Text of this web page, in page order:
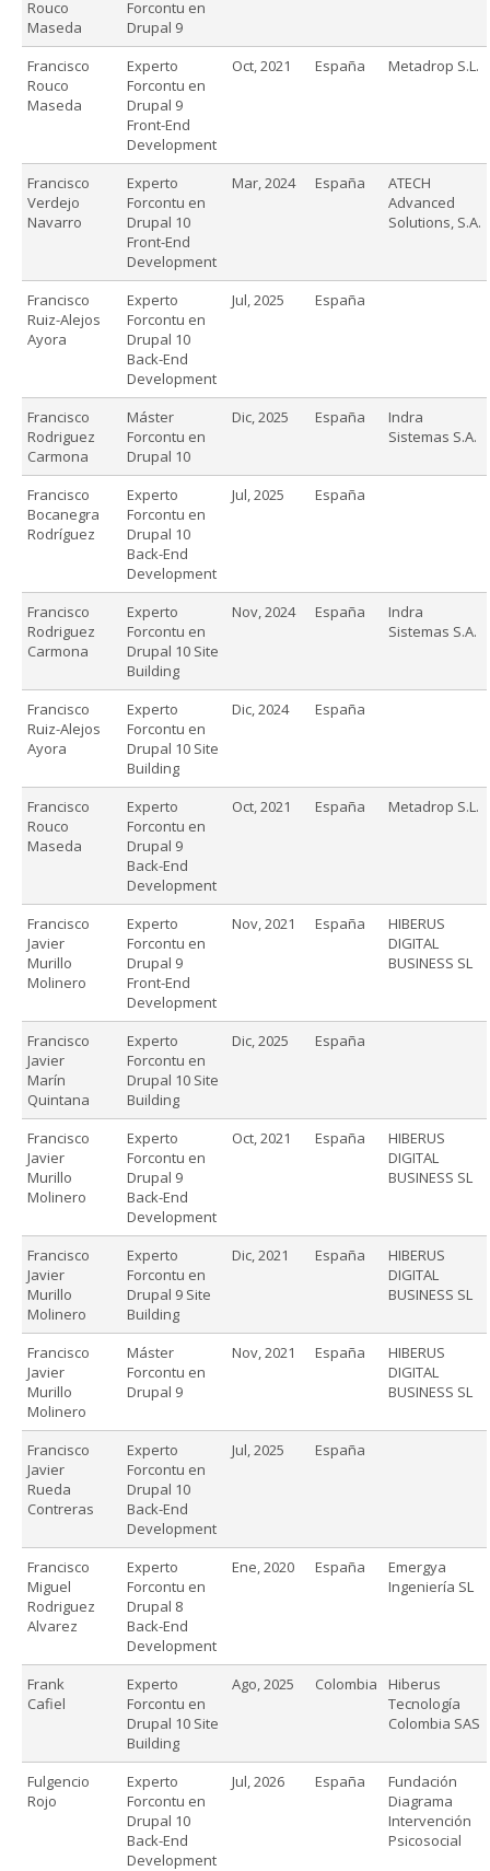
Rouco
Maseda
Forcontu en
Drupal 9
Francisco
Rouco
Maseda
Experto
Forcontu en
Drupal 9
Front-End
Development
Oct, 2021 España Metadrop S.L.
Francisco
Verdejo
Navarro
Experto
Forcontu en
Drupal 10
Front-End
Development
Mar, 2024 España
ATECH
Advanced
Solutions, S.A.
Francisco
Ruiz-Alejos
Ayora
Experto
Forcontu en
Drupal 10
Back-End
Development
Jul, 2025 España
Francisco
Rodriguez
Carmona
Máster
Forcontu en
Drupal 10
Dic, 2025 España
Indra
Sistemas S.A.
Francisco
Bocanegra
Rodríguez
Experto
Forcontu en
Drupal 10
Back-End
Development
Jul, 2025 España
Francisco
Rodriguez
Carmona
Experto
Forcontu en
Drupal 10 Site
Building
Nov, 2024 España
Indra
Sistemas S.A.
Francisco
Ruiz-Alejos
Ayora
Experto
Forcontu en
Drupal 10 Site
Building
Dic, 2024 España
Francisco
Rouco
Maseda
Experto
Forcontu en
Drupal 9
Back-End
Development
Oct, 2021 España Metadrop S.L.
Francisco
Javier
Murillo
Molinero
Experto
Forcontu en
Drupal 9
Front-End
Development
Nov, 2021 España
HIBERUS
DIGITAL
BUSINESS SL
Francisco
Javier
Marín
Quintana
Experto
Forcontu en
Drupal 10 Site
Building
Dic, 2025 España
Francisco
Javier
Murillo
Molinero
Experto
Forcontu en
Drupal 9
Back-End
Development
Oct, 2021 España
HIBERUS
DIGITAL
BUSINESS SL
Francisco
Javier
Murillo
Molinero
Experto
Forcontu en
Drupal 9 Site
Building
Dic, 2021 España
HIBERUS
DIGITAL
BUSINESS SL
Francisco
Javier
Murillo
Molinero
Máster
Forcontu en
Drupal 9
Nov, 2021 España
HIBERUS
DIGITAL
BUSINESS SL
Francisco
Javier
Rueda
Contreras
Experto
Forcontu en
Drupal 10
Back-End
Development
Jul, 2025 España
Francisco
Miguel
Rodriguez
Alvarez
Experto
Forcontu en
Drupal 8
Back-End
Development
Ene, 2020 España
Emergya
Ingeniería SL
Frank
Cafiel
Experto
Forcontu en
Drupal 10 Site
Building
Ago, 2025 Colombia
Hiberus
Tecnología
Colombia SAS
Fulgencio
Rojo
Experto
Forcontu en
Drupal 10
Back-End
Development
Jul, 2026 España
Fundación
Diagrama
Intervención
Psicosocial